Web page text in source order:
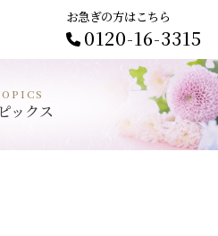
お急ぎの方はこちら
0120-16-3315
ックス